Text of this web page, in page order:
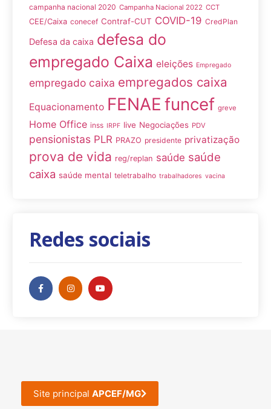
campanha nacional 2020 Campanha Nacional 2022 CCT
CEE/Caixa conecef Contraf-CUT COVID-19 CredPlan
Defesa da caixa defesa do
empregado Caixa eleições Empregado
empregado caixa empregados caixa
Equacionamento FENAE funcef greve
Home Office inss IRPF live Negociações PDV
pensionistas PLR PRAZO presidente privatização
prova de vida reg/replan saúde saúde
caixa saúde mental teletrabalho trabalhadores vacina
Redes sociais
Site principal APCEF/MG